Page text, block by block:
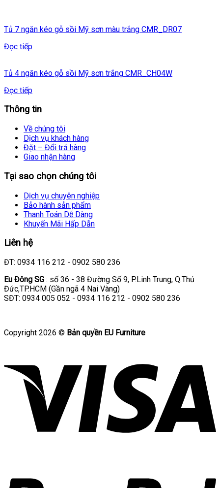
Tủ 7 ngăn kéo gỗ sồi Mỹ sơn màu trắng CMR_DR07
Đọc tiếp
Tủ 4 ngăn kéo gỗ sồi Mỹ sơn trắng CMR_CH04W
Đọc tiếp
Thông tin
Về chúng tôi
Dịch vụ khách hàng
Đặt – Đổi trả hàng
Giao nhận hàng
Tại sao chọn chúng tôi
Dịch vụ chuyên nghiệp
Bảo hành sản phẩm
Thanh Toán Dễ Dàng
Khuyến Mãi Hấp Dẫn
Liên hệ
ĐT: 0934 116 212 - 0902 580 236
Eu Đông SG : số 36 - 38 Đường Số 9, P.Linh Trung, Q.Thủ
Đức,TP.HCM (Gần ngã 4 Nai Vàng)
SĐT: 0934 005 052 - 0934 116 212 - 0902 580 236
Copyright 2026 © Bản quyền EU Furniture